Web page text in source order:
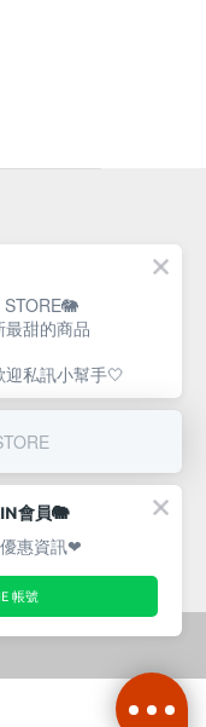
甜的商品
私訊小幫手🤍
會員🐘
惠資訊❤
帳號